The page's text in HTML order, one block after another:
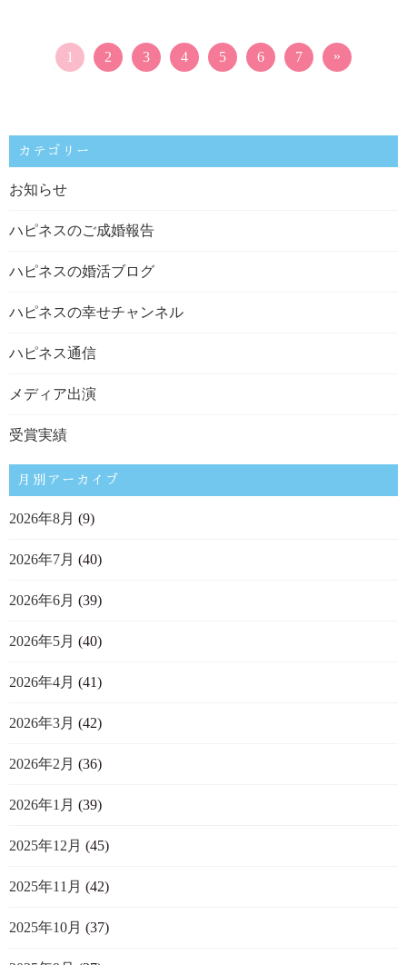
1 2 3 4 5 6 7 »
カテゴリー
お知らせ
ハピネスのご成婚報告
ハピネスの婚活ブログ
ハピネスの幸せチャンネル
ハピネス通信
メディア出演
受賞実績
月別アーカイブ
2026年8月 (9)
2026年7月 (40)
2026年6月 (39)
2026年5月 (40)
2026年4月 (41)
2026年3月 (42)
2026年2月 (36)
2026年1月 (39)
2025年12月 (45)
2025年11月 (42)
2025年10月 (37)